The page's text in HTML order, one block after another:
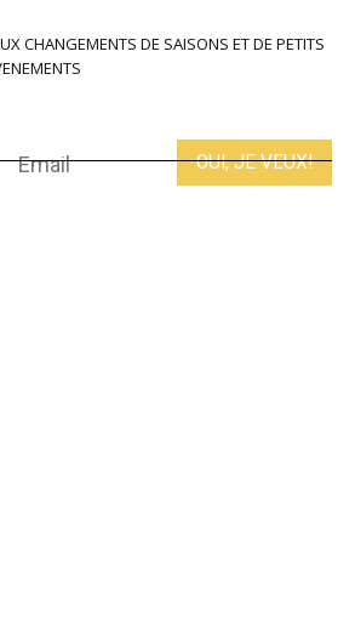
CHANGEMENTS DE SAISONS ET DE PETITS